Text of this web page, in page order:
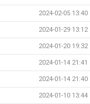
2024-02-05 13:40
2024-01-29 13:12
2024-01-20 19:32
2024-01-14 21:41
2024-01-14 21:40
2024-01-10 13:44